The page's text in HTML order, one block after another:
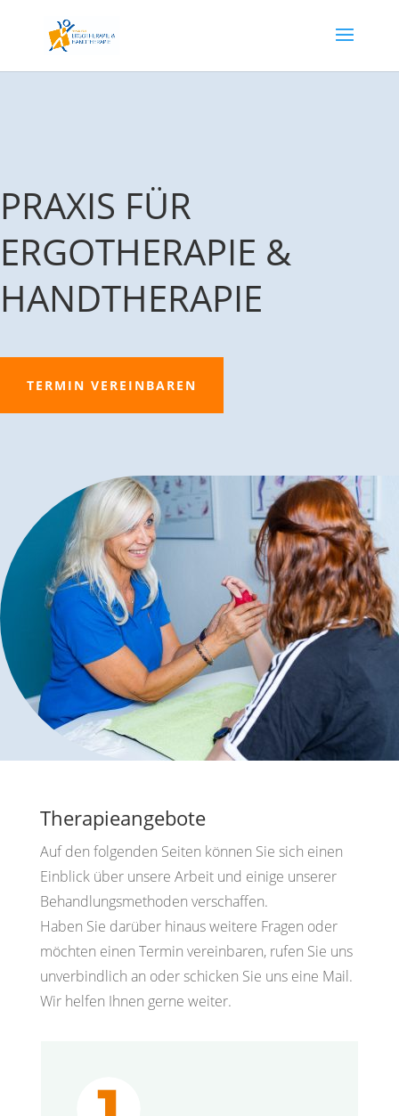
PRAXIS FÜR
ERGOTHERAPIE &
HANDTHERAPIE
TERMIN VEREINBAREN
Therapieangebote
Auf den folgenden Seiten können Sie sich einen
Einblick über unsere Arbeit und einige unserer
Behandlungsmethoden verschaffen.
Haben Sie darüber hinaus weitere Fragen oder
möchten einen Termin vereinbaren, rufen Sie uns
unverbindlich an oder schicken Sie uns eine Mail.
Wir helfen Ihnen gerne weiter.